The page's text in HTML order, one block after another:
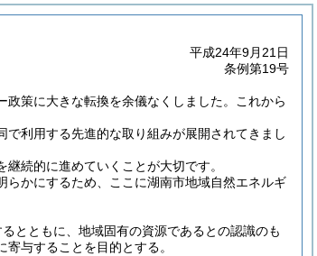
平成24年9月21日
条例第19号
策に大きな転換を余儀なくしました。これから
利用する先進的な取り組みが展開されてきまし
続的に進めていくことが大切です。
かにするため、ここに湖南市地域自然エネルギ
とともに、地域固有の資源であるとの認識のも
与することを目的とする。